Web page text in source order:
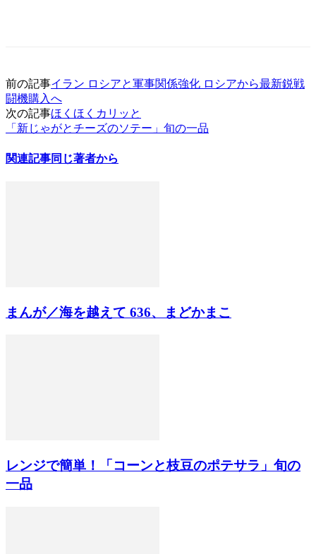
前の記事イラン ロシアと軍事関係強化 ロシアから最新鋭戦
闘機購入へ
次の記事ほくほくカリッと
「新じゃがとチーズのソテー」旬の一品
関連記事同じ著者から
まんが／海を越えて 636、まどかまこ
レンジで簡単！「コーンと枝豆のポテサラ」旬の
一品